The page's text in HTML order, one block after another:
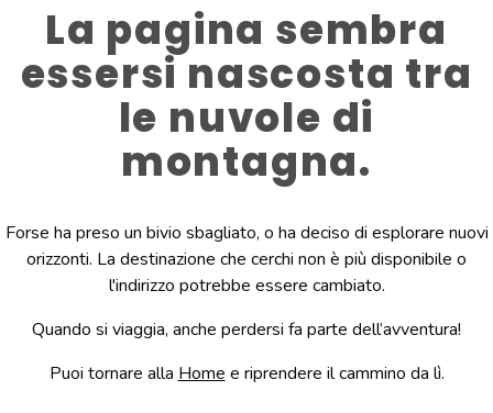
La pagina sembra
essersi nascosta tra
le nuvole di
montagna.
Forse ha preso un bivio sbagliato, o ha deciso di esplorare nuovi
orizzonti. La destinazione che cerchi non è più disponibile o
l'indirizzo potrebbe essere cambiato.
Quando si viaggia, anche perdersi fa parte dell’avventura!
Puoi tornare alla Home e riprendere il cammino da lì.